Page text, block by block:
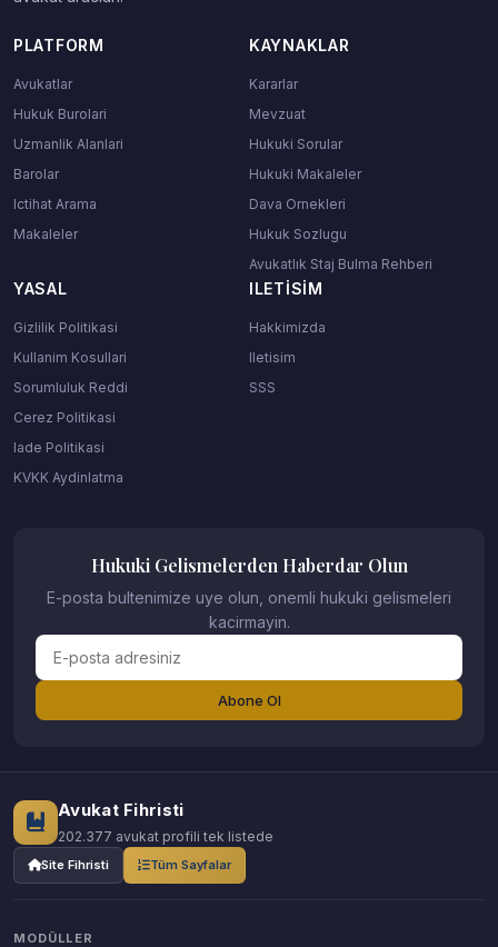
PLATFORM
Avukatlar
Hukuk Burolari
Uzmanlik Alanlari
Barolar
Ictihat Arama
Makaleler
KAYNAKLAR
Kararlar
Mevzuat
Hukuki Sorular
Hukuki Makaleler
Dava Ornekleri
Hukuk Sozlugu
Avukatlık Staj Bulma Rehberi
YASAL
Gizlilik Politikasi
Kullanim Kosullari
Sorumluluk Reddi
Cerez Politikasi
Iade Politikasi
KVKK Aydinlatma
ILETISIM
Hakkimizda
Iletisim
SSS
Hukuki Gelismelerden Haberdar Olun
E-posta bultenimize uye olun, onemli hukuki gelismeleri
kacirmayin.
Abone Ol
Avukat Fihristi
202.377 avukat profili tek listede
Site Fihristi Tüm Sayfalar
MODÜLLER